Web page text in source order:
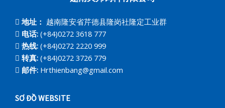
地址： 越南隆安省芹德县隆岗社隆定工业群
电话: (+84)0272 3618 777
热线: (+84)0272 2220 999
转真: (+84)0272 3726 779
邮件: Hrthienbang@gmail.com
SƠ ĐỒ WEBSITE